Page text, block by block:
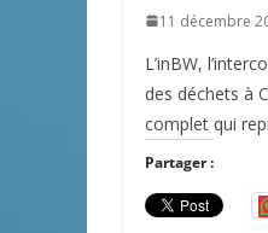
11 décembre
L’inBW,
des déchets à
complet qui
Partager :